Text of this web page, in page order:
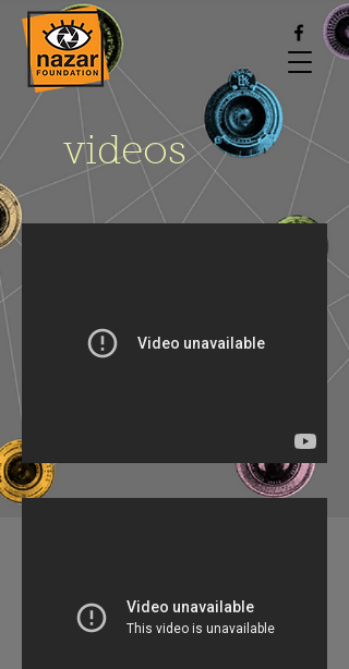
videos